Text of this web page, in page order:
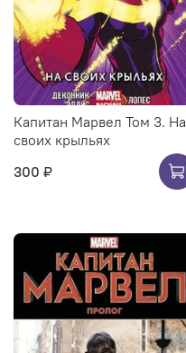
Капитан Марвел Том 3. На
своих крыльях
300 ₽